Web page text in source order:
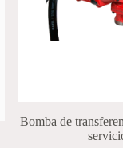
Bomba de